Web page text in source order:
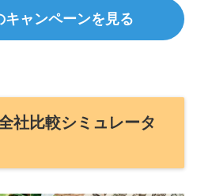
キャンペーンを見る
社比較シミュレータ